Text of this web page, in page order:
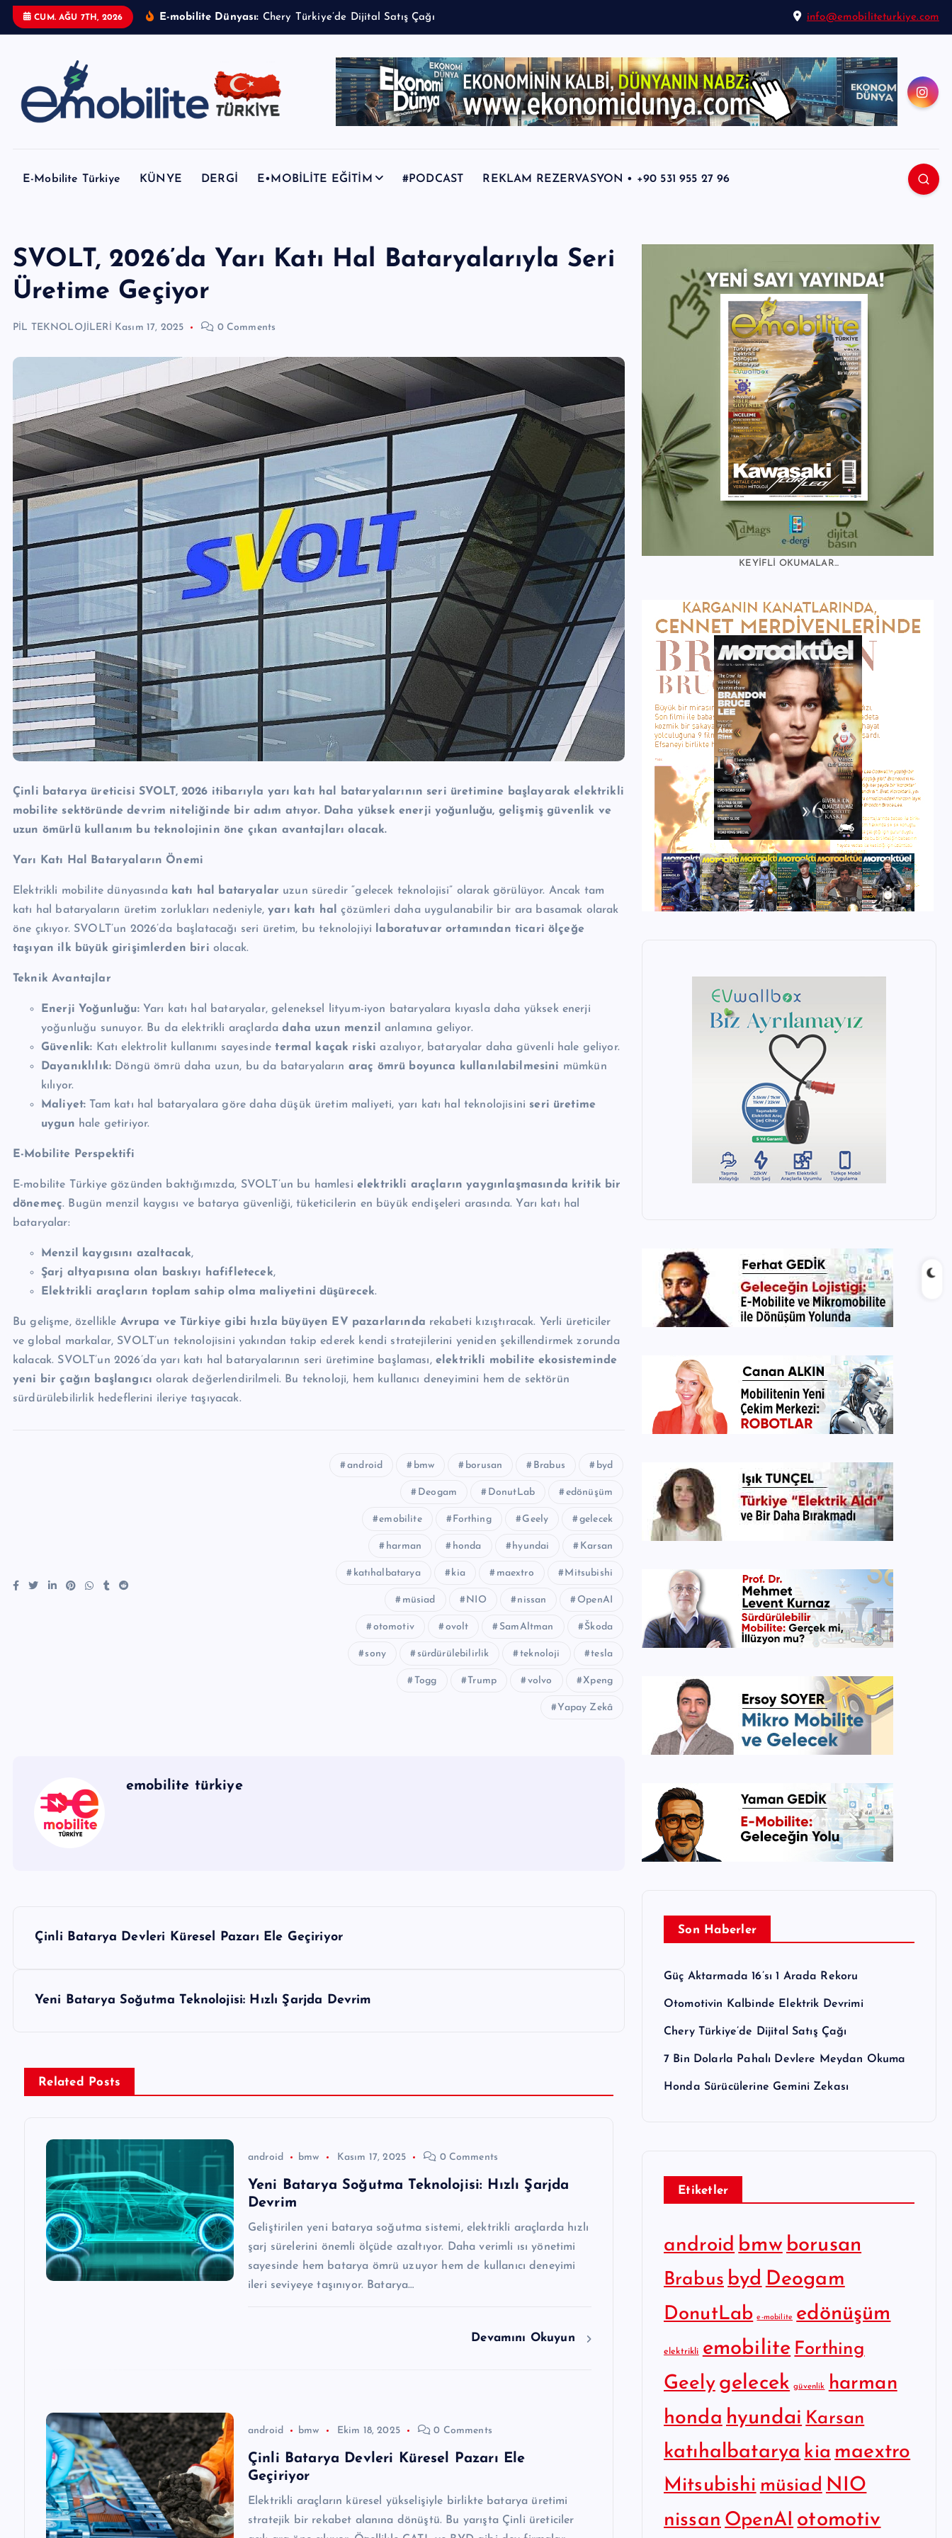
CUM. AĞU 7TH, 2026 E-mobilite Dünyası: info@emobiliteturkiye.com
E-Mobilite Türkiye KÜNYE DERGİ E•MOBİLİTE EĞİTİM #PODCAST REKLAM REZERVASYON • +90 531 955 27 96
SVOLT, 2026’da Yarı Katı Hal Bataryalarıyla Seri
Üretime Geçiyor
PİL TEKNOLOJİLERİ Kasım 17, 2025 0 Comments
Çinli batarya üreticisi SVOLT, 2026 itibarıyla yarı katı hal bataryalarının seri üretimine başlayarak elektrikli
mobilite sektöründe devrim niteliğinde bir adım atıyor. Daha yüksek enerji yoğunluğu, gelişmiş güvenlik ve
uzun ömürlü kullanım bu teknolojinin öne çıkan avantajları olacak.
Yarı Katı Hal Bataryaların Önemi
Elektrikli mobilite dünyasında katı hal bataryalar uzun süredir “gelecek teknolojisi” olarak görülüyor. Ancak tam
katı hal bataryaların üretim zorlukları nedeniyle,yarı katı hal çözümleri daha uygulanabilir bir ara basamak olarak
öne çıkıyor. SVOLT’un 2026’da başlatacağı seri üretim, bu teknolojiyi laboratuvar ortamından ticari ölçeğe
taşıyan ilk büyük girişimlerden biri olacak.
Teknik Avantajlar
Enerji Yoğunluğu:Yarı katı hal bataryalar, geleneksel lityum-iyon bataryalara kıyasla daha yüksek enerji
yoğunluğu sunuyor. Bu da elektrikli araçlardadaha uzun menzil anlamına geliyor.
Güvenlik: Katı elektrolit kullanımı sayesindetermal kaçak riski azalıyor, bataryalar daha güvenli hale geliyor.
Dayanıklılık: Döngü ömrü daha uzun, bu da bataryaların araç ömrü boyunca kullanılabilmesini mümkün
kılıyor.
Maliyet: Tam katı hal bataryalara göre daha düşük üretim maliyeti, yarı katı hal teknolojisini seri üretime
uygun hale getiriyor.
E-Mobilite Perspektifi
E-mobilite Türkiye gözünden baktığımızda, SVOLT’un bu hamlesi elektrikli araçların yaygınlaşmasında kritik bir
dönemeç. Bugün menzil kaygısı ve batarya güvenliği, tüketicilerin en büyük endişeleri arasında. Yarı katı hal
bataryalar:
Menzil kaygısını azaltacak,
Şarj altyapısına olan baskıyı hafifletecek,
Elektrikli araçların toplam sahip olma maliyetini düşürecek.
Bu gelişme, özellikle Avrupa ve Türkiye gibi hızla büyüyen EV pazarlarında rekabeti kızıştıracak. Yerli üreticiler
ve global markalar, SVOLT’un teknolojisini yakından takip ederek kendi stratejilerini yeniden şekillendirmek zorunda
kalacak. SVOLT’un 2026’da yarı katı hal bataryalarının seri üretimine başlaması, elektrikli mobilite ekosisteminde
yeni bir çağın başlangıcı olarak değerlendirilmeli. Bu teknoloji, hem kullanıcı deneyimini hem de sektörün
sürdürülebilirlik hedeflerini ileriye taşıyacak.
android bmw borusan Brabus byd
Deogam DonutLab edönüşüm
emobilite Forthing Geely gelecek
harman honda hyundai Karsan
katıhalbatarya kia maextro Mitsubishi
müsiad NIO nissan OpenAI
otomotiv ovolt SamAltman Škoda
sony sürdürülebilirlik teknoloji tesla
Togg Trump volvo Xpeng
Yapay Zekâ
emobilite türkiye
Çinli Batarya Devleri Küresel Pazarı Ele Geçiriyor
Yeni Batarya Soğutma Teknolojisi: Hızlı Şarjda Devrim
Related Posts
android bmw Kasım 17, 2025 0 Comments
Yeni Batarya Soğutma Teknolojisi: Hızlı Şarjda
Devrim
Geliştirilen yeni batarya soğutma sistemi, elektrikli araçlarda hızlı
şarj sürelerini önemli ölçüde azaltıyor. Daha verimli ısı yönetimi
sayesinde hem batarya ömrü uzuyor hem de kullanıcı deneyimi
ileri seviyeye taşınıyor. Batarya…
Devamını Okuyun
android bmw Ekim 18, 2025 0 Comments
Çinli Batarya Devleri Küresel Pazarı Ele
Geçiriyor
Elektrikli araçların küresel yükselişiyle birlikte batarya üretimi
stratejik bir rekabet alanına dönüştü. Bu yarışta Çinli üreticiler
KEYİFLİ OKUMALAR...
Son Haberler
Güç Aktarmada 16’sı 1 Arada Rekoru
Otomotivin Kalbinde Elektrik Devrimi
Chery Türkiye’de Dijital Satış Çağı
7 Bin Dolarla Pahalı Devlere Meydan Okuma
Honda Sürücülerine Gemini Zekası
Etiketler
android bmw borusan
Brabus byd Deogam
DonutLab e-mobilite edönüşüm
elektrikli emobilite Forthing
Geely gelecek güvenlik
harman
honda hyundai Karsan
katıhalbatarya kia maextro
Mitsubishi müsiad NIO
nissan OpenAI otomotiv